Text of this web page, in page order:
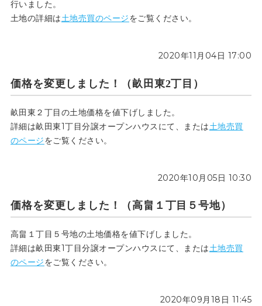
行いました。
土地の詳細は土地売買のページをご覧ください。
2020年11月04日 17:00
価格を変更しました！（畝田東2丁目）
畝田東２丁目の土地価格を値下げしました。
詳細は畝田東1丁目分譲オープンハウスにて、または土地売買
のページをご覧ください。
2020年10月05日 10:30
価格を変更しました！（高畠１丁目５号地）
高畠１丁目５号地の土地価格を値下げしました。
詳細は畝田東1丁目分譲オープンハウスにて、または土地売買
のページをご覧ください。
2020年09月18日 11:45